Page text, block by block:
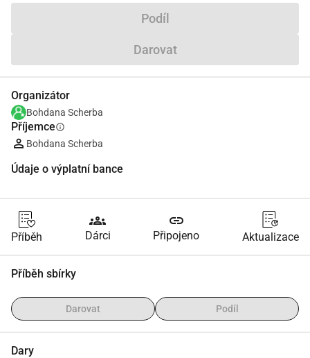
Podíl
Darovat
Organizátor
Bohdana Scherba
Příjemceinfo
Bohdana Scherba
Údaje o výplatní bance
Příběh
groups
Dárci
link
Připojeno Aktualizace
Příběh sbírky
Darovat Podíl
Dary